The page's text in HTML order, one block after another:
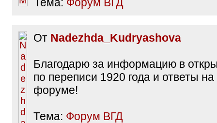
От Nadezhda_Kudryashova
Благодарю за информацию в
по переписи 1920 года и ответы
форуме!
Тема: Форум ВГД